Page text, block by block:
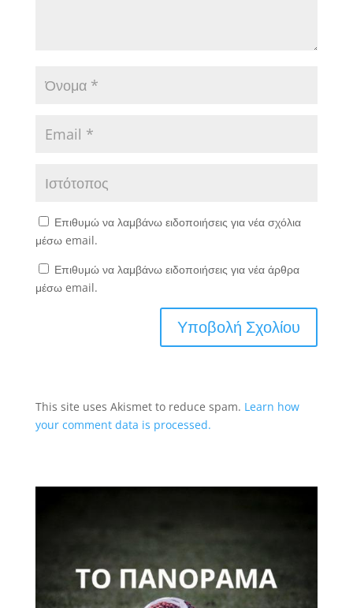
Επιθυμώ να λαμβάνω ειδοποιήσεις για νέα σχόλια
μέσω email.
Επιθυμώ να λαμβάνω ειδοποιήσεις για νέα άρθρα
μέσω email.
This site uses Akismet to reduce spam. Learn how
your comment data is processed.